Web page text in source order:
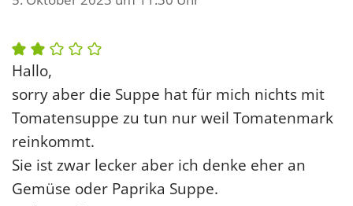
Hallo,
sorry aber die Suppe hat für mich nichts mit
Tomatensuppe zu tun nur weil Tomatenmark
reinkommt.
Sie ist zwar lecker aber ich denke eher an
Gemüse oder Paprika Suppe.